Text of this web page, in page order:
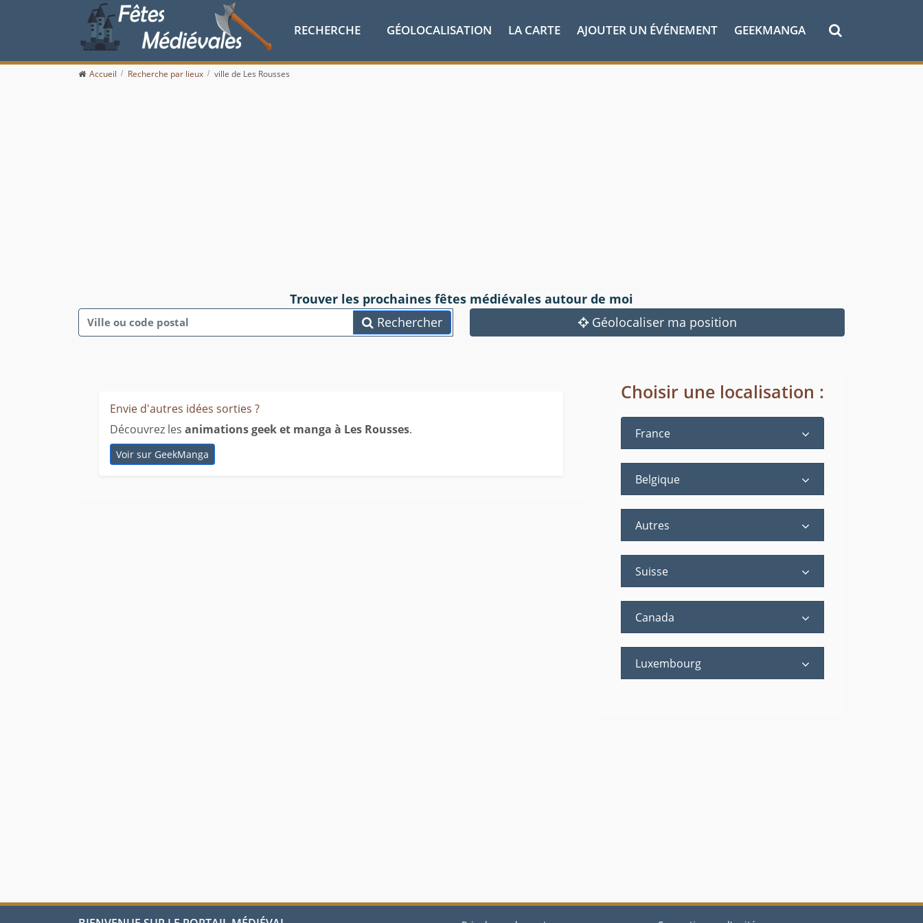
RECHERCHE GÉOLOCALISATION LA CARTE AJOUTER UN ÉVÉNEMENT GEEKMANGA
Accueil Recherche par lieux ville de Les Rousses
Trouver les prochaines fêtes médiévales autour de moi
Rechercher
Géolocaliser ma position
Envie d'autres idées sorties ?
Découvrez les animations geek et manga à Les Rousses.
Voir sur GeekManga
Choisir une localisation :
France
Belgique
Autres
Suisse
Canada
Luxembourg